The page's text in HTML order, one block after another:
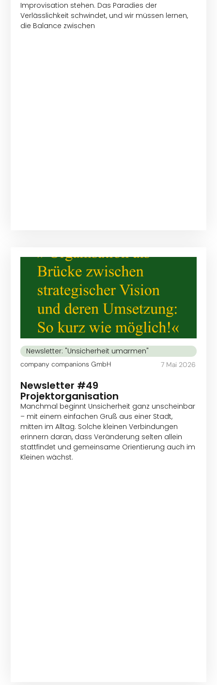
Improvisation stehen. Das Paradies der
Verlässlichkeit schwindet, und wir müssen lernen,
die Balance zwischen
Newsletter: "Unsicherheit umarmen"
company companions GmbH 7 Mai 2026
Newsletter #49
Projektorganisation
Manchmal beginnt Unsicherheit ganz unscheinbar
– mit einem einfachen Gruß aus einer Stadt,
mitten im Alltag. Solche kleinen Verbindungen
erinnern daran, dass Veränderung selten allein
stattfindet und gemeinsame Orientierung auch im
Kleinen wächst.